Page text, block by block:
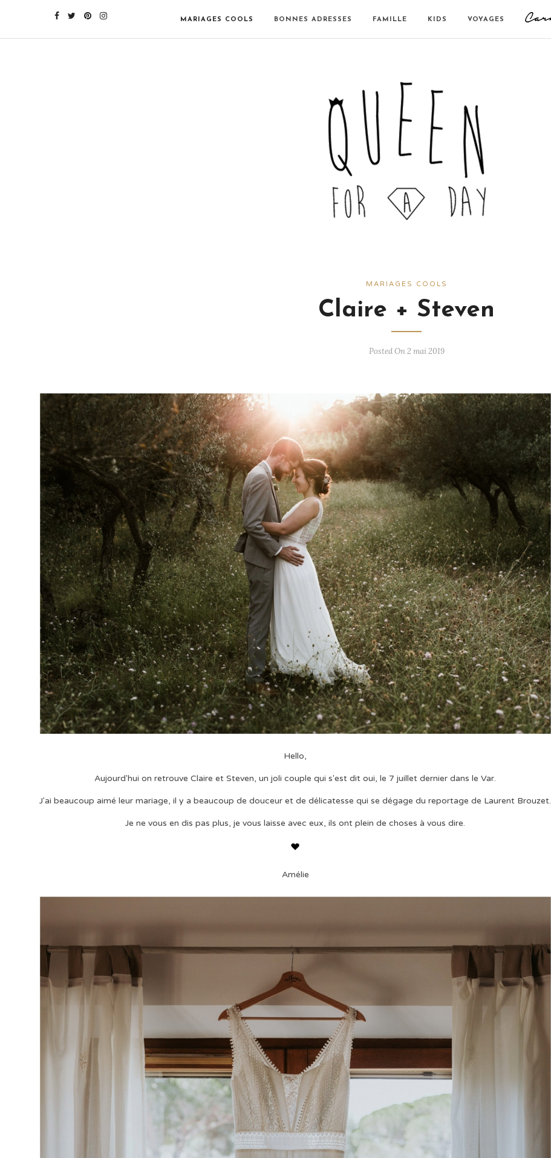
MARIAGES COOLS BONNES ADRESSES FAMILLE KIDS VOYAGES
MARIAGES COOLS
Claire + Steven
Posted On 2 mai 2019
Hello,
Aujourd'hui on retrouve Claire et Steven, un joli couple qui s'est dit oui, le 7 juillet dernier dans le Var.
J'ai beaucoup aimé leur mariage, il y a beaucoup de douceur et de délicatesse qui se dégage du reportage de Laurent Brouzet.
Je ne vous en dis pas plus, je vous laisse avec eux, ils ont plein de choses à vous dire.
Amélie